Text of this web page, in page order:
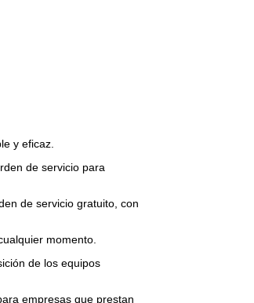
y eficaz.
de servicio para
de servicio gratuito, con
momento.
de los equipos
empresas que prestan